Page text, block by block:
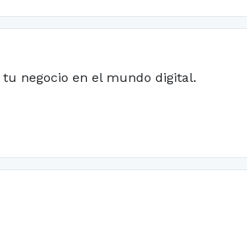
negocio en el mundo digital.